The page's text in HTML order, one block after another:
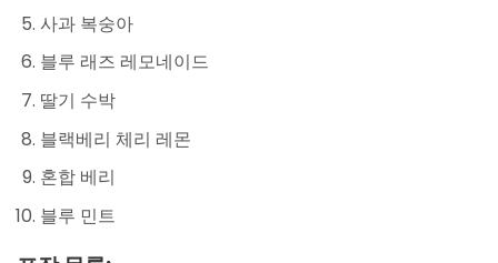
사과 복숭아
블루 래즈 레모네이드
딸기 수박
블랙베리 체리 레몬
혼합 베리
블루 민트